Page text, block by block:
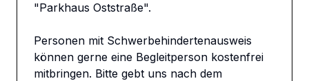
"Parkhaus Oststraße".
Personen mit Schwerbehindertenausweis
können gerne eine Begleitperson kostenfrei
mitbringen. Bitte gebt uns nach dem